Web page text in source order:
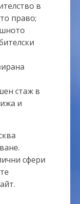
в
право;
стаж в
и
сфери